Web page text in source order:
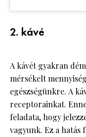
2. kávé
A kávét gyakran
mérsékelt
egészségünkre. A
receptorainkat.
feladata, hogy
vagyunk. Ez a